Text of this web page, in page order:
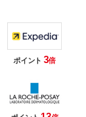
ポイント 3倍